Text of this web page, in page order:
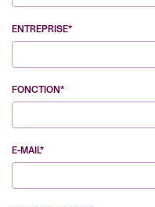
ENTREPRISE*
FONCTION*
E-MAIL*